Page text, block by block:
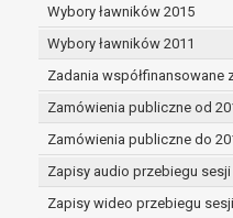
Wybory ławników 2015
Wybory ławników 2011
Zadania współfinansowane
Zamówienia publiczne od
Zamówienia publiczne do
Zapisy audio przebiegu sesji
Zapisy wideo przebiegu sesji
prawo do
przetwarzania
podstawie art.
osoba,